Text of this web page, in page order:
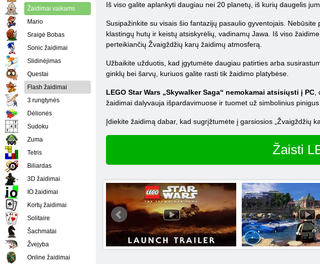
Iš viso galite aplankyti daugiau nei 20 planetų, iš kurių daugelis
Susipažinkite su visais šio fantazijų pasaulio gyventojais.
klastingų hutų ir keistų atsiskyrėlių, vadinamų Jawa. Iš viso
perteikiančių Žvaigždžių karų žaidimų atmosferą.
Užbaikite užduotis, kad įgytumėte daugiau patirties arba
ginklų bei šarvų, kuriuos galite rasti tik žaidimo platybėse.
LEGO Star Wars „Skywalker Saga“ nemokamai atsisiųsti į PC
žaidimai dalyvauja išpardavimuose ir tuomet už simbolinius
Įdiekite žaidimą dabar, kad sugrįžtumėte į garsiosios „Žvaigždžių
Žaisti
Žaidimai vaikams
Mario
Sraigė Bobas
Sonic žaidimai
Slidinėjimas
Questai
Flash žaidimai
3 rungtynės
Dėlionės
Sudoku
Zuma
Tetris
Biliardas
3D žaidimai
IO žaidimai
Kortų žaidimai
Solitaire
Šachmatai
Žvejyba
Online žaidimai